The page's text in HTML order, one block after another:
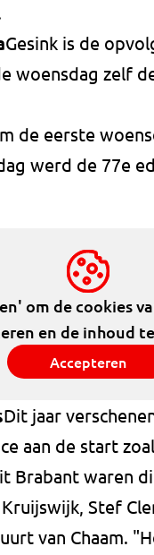
Gesink is de
woensdag zelf
de eerste
werd de 77e
om de cookies
en de inhoud
Accepteren
Dit jaar
aan de start
Brabant waren
Stef
van Chaam.